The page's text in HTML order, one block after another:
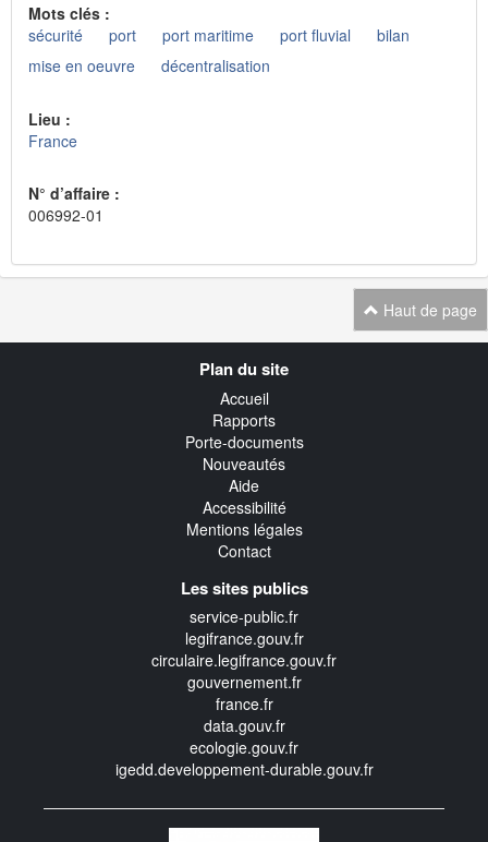
Mots clés :
sécurité
port port maritime port fluvial
bilan
mise en oeuvre
décentralisation
Lieu :
France
N° d’affaire :
006992-01
Haut de page
Plan du site
Accueil
Rapports
Porte-documents
Nouveautés
Aide
Accessibilité
Mentions légales
Contact
Les sites publics
service-public.fr
legifrance.gouv.fr
circulaire.legifrance.gouv.fr
gouvernement.fr
france.fr
data.gouv.fr
ecologie.gouv.fr
igedd.developpement-durable.gouv.fr